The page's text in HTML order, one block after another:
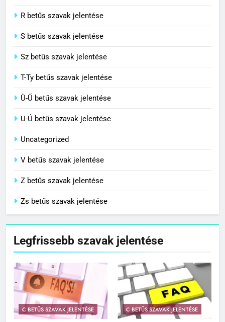
R betűs szavak jelentése
S betűs szavak jelentése
Sz betűs szavak jelentése
T-Ty betűs szavak jelentése
Ü-Ű betűs szavak jelentése
U-Ú betűs szavak jelentése
Uncategorized
V betűs szavak jelentése
Z betűs szavak jelentése
Zs betűs szavak jelentése
Legfrissebb szavak jelentése
C BETŰS SZAVAK JELENTÉSE C BETŰS SZAVAK JELENTÉSE